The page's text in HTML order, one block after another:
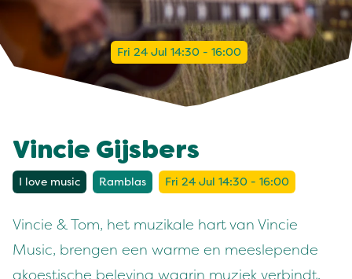
Fri 24 Jul 14:30 - 16:00
Vincie Gijsbers
I love music Ramblas Fri 24 Jul 14:30 - 16:00
Vincie & Tom, het muzikale hart van Vincie
Music, brengen een warme en meeslepende
akoestische beleving waarin muziek verbindt,